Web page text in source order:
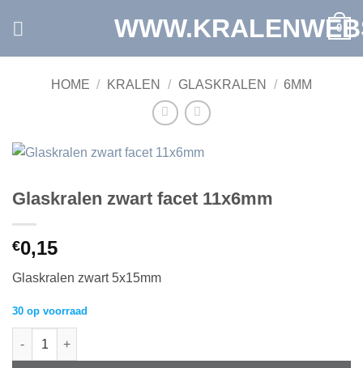
0
HOME / KRALEN / GLASKRALEN / 6MM
Glaskralen zwart facet 11x6mm
€0,15
Glaskralen zwart 5x15mm
30 op voorraad
Glaskralen zwart facet 11x6mm aantal